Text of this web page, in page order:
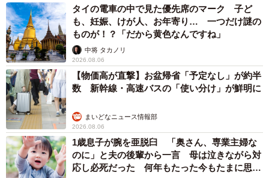
タイの電車の中で見た優先席のマーク 子ど
も、妊娠、けが人、お年寄り… 一つだけ謎の
ものが！？「だから黄色なんですね」
中将 タカノリ
2026.08.06
【物価高が直撃】お盆帰省「予定なし」が約半
数 新幹線・高速バスの「使い分け」が鮮明に
まいどなニュース情報部
2026.08.06
1歳息子が腕を亜脱臼 「奥さん、専業主婦な
のに」と夫の後輩から一言 母は泣きながら対
応し必死だった 何年もたった今もたまに思い